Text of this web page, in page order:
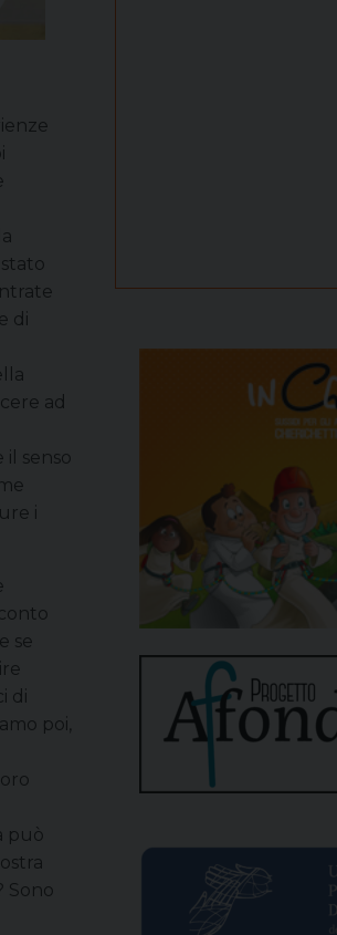
di
ad
il senso
i
se
di
poi,
può
Sono